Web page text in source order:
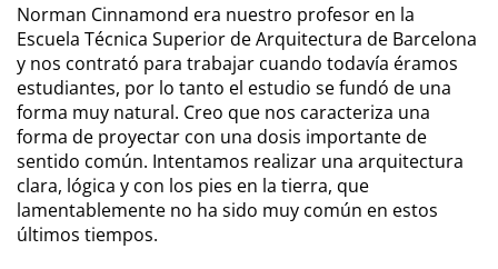
Norman Cinnamond era nuestro profesor en la
Escuela Técnica Superior de Arquitectura de Barcelona
y nos contrató para trabajar cuando todavía éramos
estudiantes, por lo tanto el estudio se fundó de una
forma muy natural. Creo que nos caracteriza una
forma de proyectar con una dosis importante de
sentido común. Intentamos realizar una arquitectura
clara, lógica y con los pies en la tierra, que
lamentablemente no ha sido muy común en estos
últimos tiempos.